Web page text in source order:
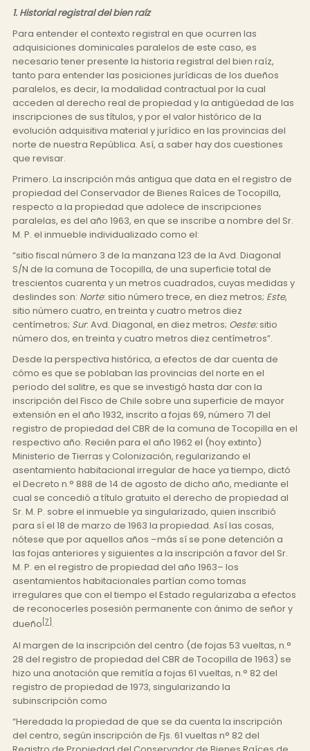
1. Historial registral del bien raíz
Para entender el contexto registral en que ocurren las
adquisiciones dominicales paralelos de este caso, es
necesario tener presente la historia registral del bien raíz,
tanto para entender las posiciones jurídicas de los dueños
paralelos, es decir, la modalidad contractual por la cual
acceden al derecho real de propiedad y la antigüedad de las
inscripciones de sus títulos, y por el valor histórico de la
evolución adquisitiva material y jurídico en las provincias del
norte de nuestra República. Así, a saber hay dos cuestiones
que revisar.
Primero. La inscripción más antigua que data en el registro de
propiedad del Conservador de Bienes Raíces de Tocopilla,
respecto a la propiedad que adolece de inscripciones
paralelas, es del año 1963, en que se inscribe a nombre del Sr.
M. P. el inmueble individualizado como el:
“sitio fiscal número 3 de la manzana 123 de la Avd. Diagonal
S/N de la comuna de Tocopilla, de una superficie total de
trescientos cuarenta y un metros cuadrados, cuyas medidas y
deslindes son: Norte: sitio número trece, en diez metros; Este,
sitio número cuatro, en treinta y cuatro metros diez
centímetros; Sur: Avd. Diagonal, en diez metros; Oeste:sitio
número dos, en treinta y cuatro metros diez centímetros”.
Desde la perspectiva histórica, a efectos de dar cuenta de
cómo es que se poblaban las provincias del norte en el
periodo del salitre, es que se investigó hasta dar con la
inscripción del Fisco de Chile sobre una superficie de mayor
extensión en el año 1932, inscrito a fojas 69, número 71 del
registro de propiedad del CBR de la comuna de Tocopilla en el
respectivo año. Recién para el año 1962 el (hoy extinto)
Ministerio de Tierras y Colonización, regularizando el
asentamiento habitacional irregular de hace ya tiempo, dictó
el Decreto n.° 888 de 14 de agosto de dicho año, mediante el
cual se concedió a título gratuito el derecho de propiedad al
Sr. M. P. sobre el inmueble ya singularizado, quien inscribió
para sí el 18 de marzo de 1963 la propiedad. Así las cosas,
nótese que por aquellos años –más sí se pone detención a
las fojas anteriores y siguientes a la inscripción a favor del Sr.
M. P. en el registro de propiedad del año 1963– los
asentamientos habitacionales partían como tomas
irregulares que con el tiempo el Estado regularizaba a efectos
de reconocerles posesión permanente con ánimo de señor y
dueño [7] .
Al margen de la inscripción del centro (de fojas 53 vueltas, n.°
28 del registro de propiedad del CBR de Tocopilla de 1963) se
hizo una anotación que remitía a fojas 61 vueltas, n.° 82 del
registro de propiedad de 1973, singularizando la
subinscripción como
“Heredada la propiedad de que se da cuenta la inscripción
del centro, según inscripción de Fjs. 61 vueltas n° 82 del